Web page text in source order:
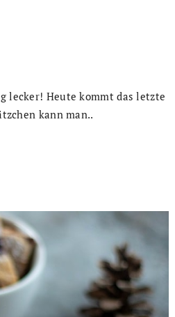
lecker! Heute kommt das letzte
kann man..